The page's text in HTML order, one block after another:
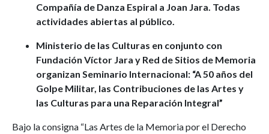
Compañía de Danza Espiral a Joan Jara. Todas
actividades abiertas al público.
Ministerio de las Culturas en conjunto con
Fundación Víctor Jara y Red de Sitios de Memoria
organizan Seminario Internacional: “A 50 años del
Golpe Militar, las Contribuciones de las Artes y
las Culturas para una Reparación Integral”
Bajo la consigna “Las Artes de la Memoria por el Derecho